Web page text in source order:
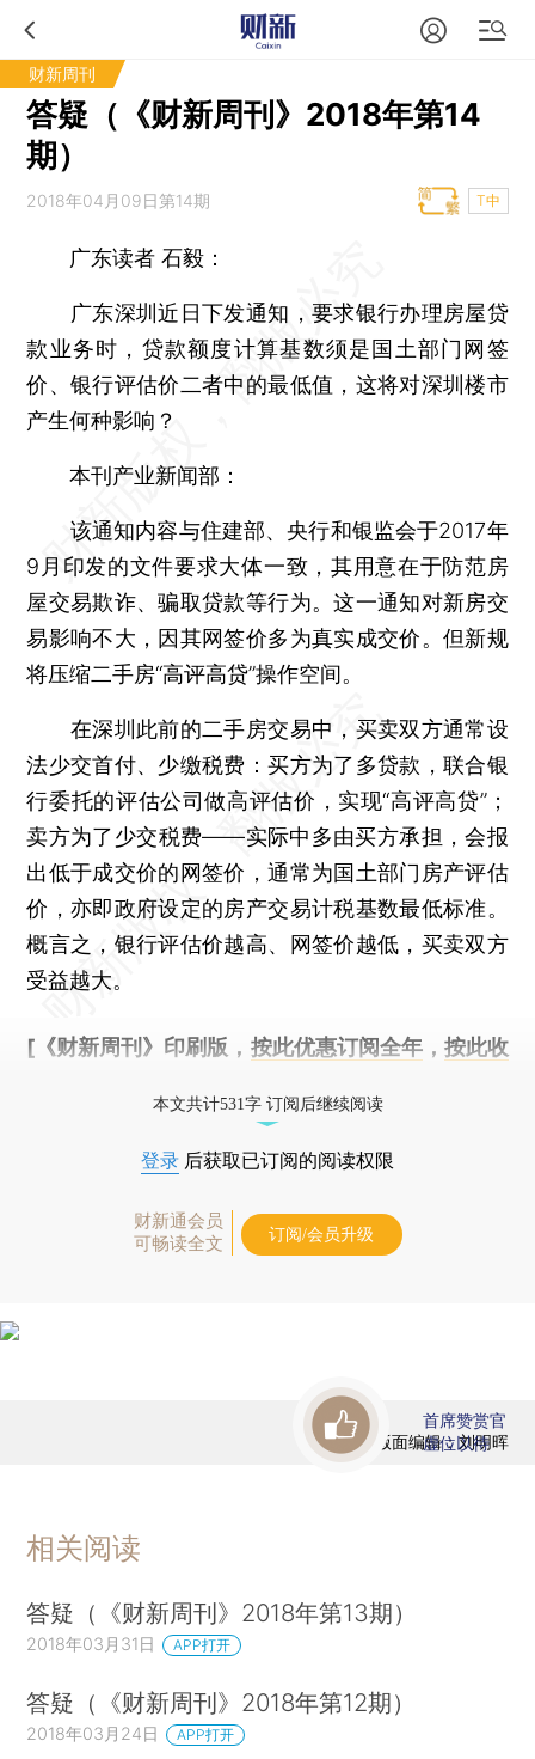
财新周刊
答疑（《财新周刊》2018年第14
期）
2018年04月09日第14期 T中
广东读者 石毅：
广东深圳近日下发通知，要求银行办理房屋贷
款业务时，贷款额度计算基数须是国土部门网签
价、银行评估价二者中的最低值，这将对深圳楼市
产生何种影响？
本刊产业新闻部：
该通知内容与住建部、央行和银监会于2017年
9月印发的文件要求大体一致，其用意在于防范房
屋交易欺诈、骗取贷款等行为。这一通知对新房交
易影响不大，因其网签价多为真实成交价。但新规
将压缩二手房“高评高贷”操作空间。
在深圳此前的二手房交易中，买卖双方通常设
法少交首付、少缴税费：买方为了多贷款，联合银
行委托的评估公司做高评估价，实现“高评高贷”；
卖方为了少交税费——实际中多由买方承担，会报
出低于成交价的网签价，通常为国土部门房产评估
价，亦即政府设定的房产交易计税基数最低标准。
概言之，银行评估价越高、网签价越低，买卖双方
受益越大。
[《财新周刊》印刷版， 按此优惠订阅全年， 按此收
本文共计531字 订阅后继续阅读
登录 后获取已订阅的阅读权限
财新通会员
可畅读全文
订阅/会员升级
版面编辑：刘明晖
首席赞赏官
虚位以待
相关阅读
答疑（《财新周刊》2018年第13期）
2018年03月31日 APP打开
答疑（《财新周刊》2018年第12期）
2018年03月24日 APP打开